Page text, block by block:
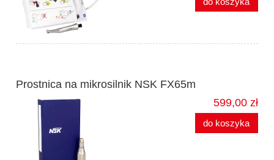
Prostnica na mikrosilnik NSK FX65m
599,00 zł
do koszyka